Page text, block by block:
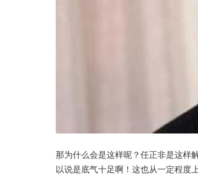
那为什么会是这样呢？任正非是这样
以说是底气十足啊！这也从一定程度